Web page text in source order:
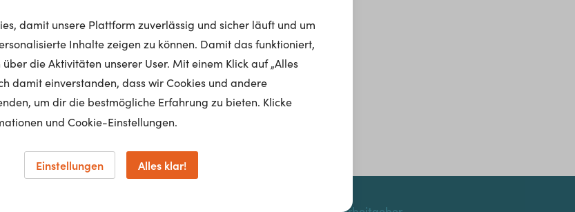
Homepage
damit unsere Plattform zuverlässig und sicher läuft und um
Inhalte zeigen zu können. Damit das funktioniert,
die Aktivitäten unserer User. Mit einem Klick auf „Alles
damit einverstanden, dass wir Cookies und andere
um dir die bestmögliche Erfahrung zu bieten. Klicke
und Cookie-Einstellungen.
Einstellungen Alles klar!